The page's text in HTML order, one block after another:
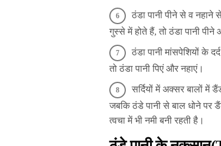
ठंडा पानी पीने से व
गुस्से में होते हैं, तो ठंडा पानी
ठंडा पानी मांसपेशियों के
तो ठंडा पानी पिएं और नहाएं।
सर्दियों में अक्सर बालों में
जबकि ठंडे पानी से बाल धोने पर
त्वचा में भी नमी बनी रहती है।